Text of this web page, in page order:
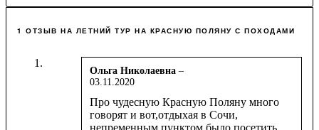
1 ОТЗЫВ НА ЛЕТНИЙ ТУР НА КРАСНУЮ ПОЛЯНУ С ПОХОДАМИ
Ольга Николаевна –
03.11.2020
Про чудесную Красную Поляну много
говорят и вот,отдыхая в Сочи,
непременным пунктом было посетить